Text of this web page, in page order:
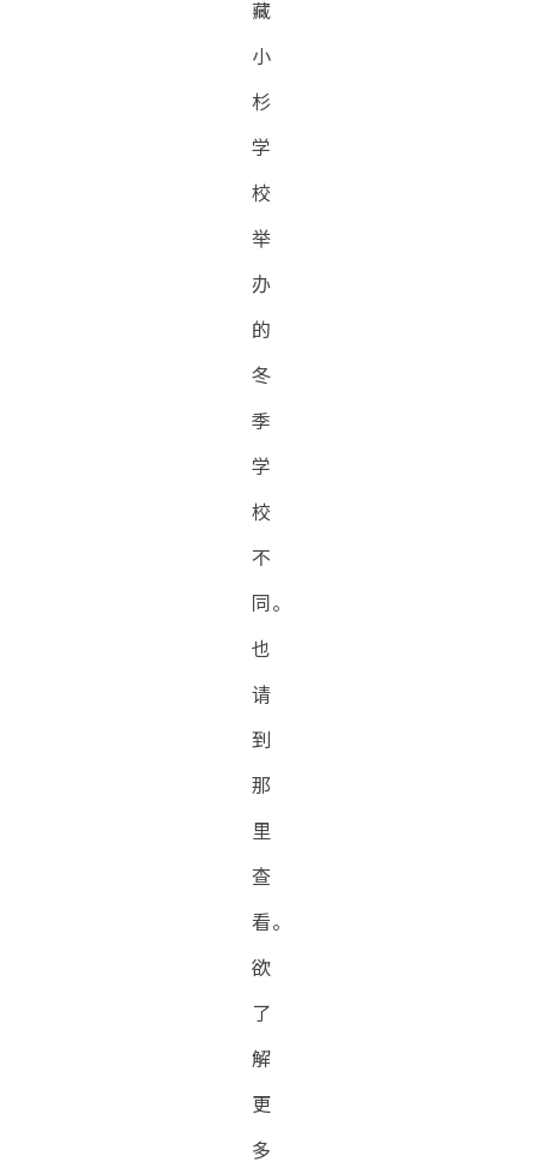
藏
小
杉
学
校
举
办
的
冬
季
学
校
不
同。
也
请
到
那
里
查
看。
欲
了
解
更
多